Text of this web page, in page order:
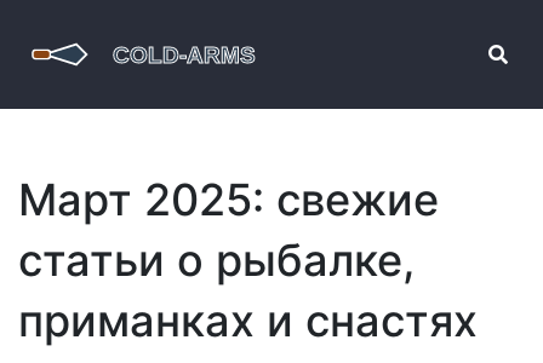
Март 2025: свежие
статьи о рыбалке,
приманках и снастях